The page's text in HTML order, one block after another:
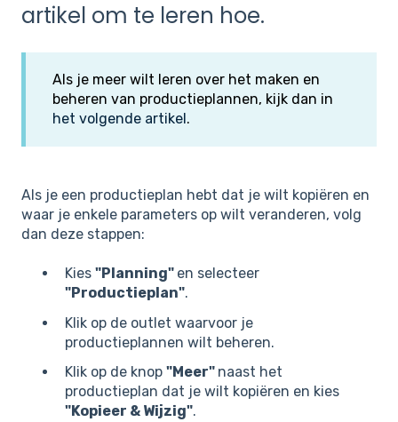
artikel om te leren hoe.
Als je meer wilt leren over het maken en
beheren van productieplannen, kijk dan in
het volgende artikel.
Als je een productieplan hebt dat je wilt kopiëren en
waar je enkele parameters op wilt veranderen, volg
dan deze stappen:
Kies "Planning" en selecteer
"Productieplan".
Klik op de outlet waarvoor je
productieplannen wilt beheren.
Klik op de knop "Meer" naast het
productieplan dat je wilt kopiëren en kies
"Kopieer & Wijzig".